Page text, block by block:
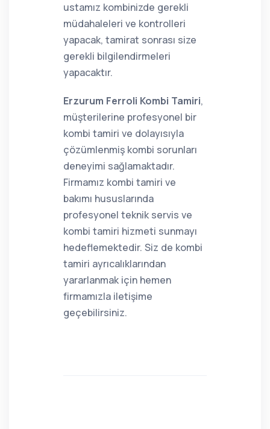
ustamız kombinizde gerekli
müdahaleleri ve kontrolleri
yapacak, tamirat sonrası size
gerekli bilgilendirmeleri
yapacaktır.
Erzurum Ferroli Kombi Tamiri,
müşterilerine profesyonel bir
kombi tamiri ve dolayısıyla
çözümlenmiş kombi sorunları
deneyimi sağlamaktadır.
Firmamız kombi tamiri ve
bakımı hususlarında
profesyonel teknik servis ve
kombi tamiri hizmeti sunmayı
hedeflemektedir. Siz de kombi
tamiri ayrıcalıklarından
yararlanmak için hemen
firmamızla iletişime
geçebilirsiniz.